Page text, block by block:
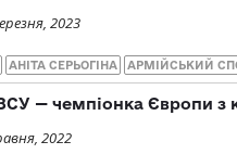
2023
АНІТА СЕРЬОГІНА АРМІЙСЬКИЙ
— чемпіонка Європи з
2022